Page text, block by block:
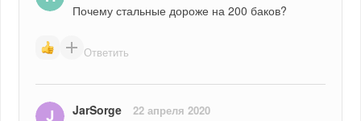
Почему стальные дороже на 200 баков?
Ответить
JarSorge 22 апреля 2020